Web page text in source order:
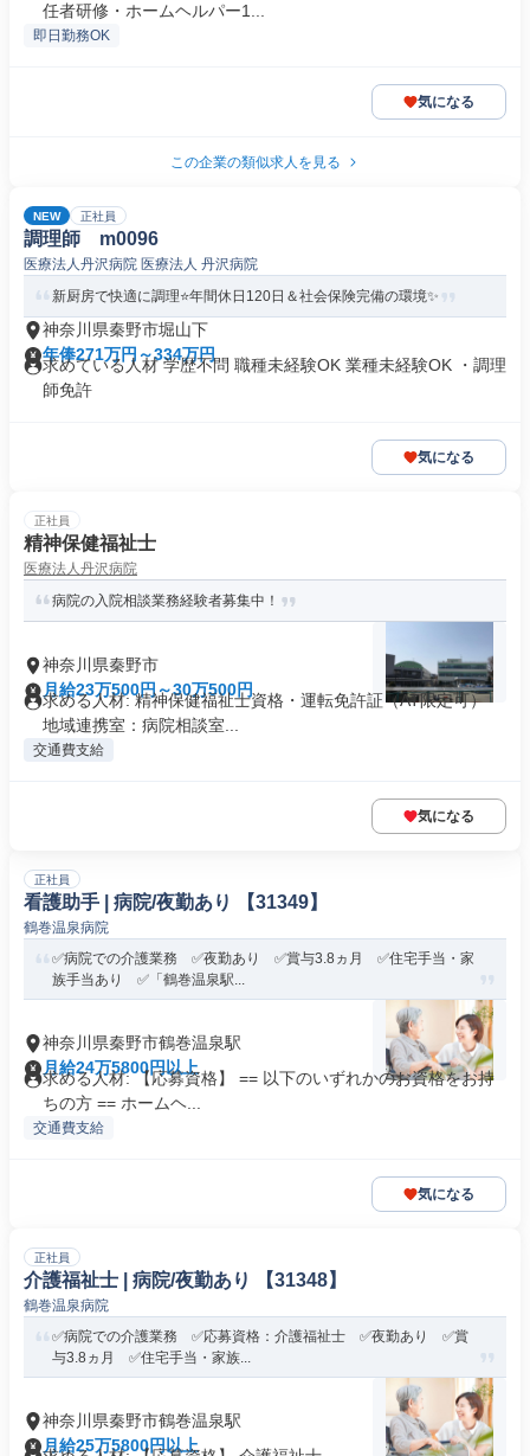
任者研修・ホームヘルパー1...
即日勤務OK
気になる
この企業の類似求人を見る
NEW 正社員
調理師 m0096
医療法人丹沢病院 医療法人 丹沢病院
新厨房で快適に調理⭐️年間休日120日＆社会保険完備の環境✨
神奈川県秦野市堀山下
年俸271万円～334万円
求めている人材 学歴不問 職種未経験OK 業種未経験OK ・調理
師免許
気になる
正社員
精神保健福祉士
医療法人丹沢病院
病院の入院相談業務経験者募集中！
神奈川県秦野市
月給23万500円～30万500円
求める人材: 精神保健福祉士資格・運転免許証（AT限定可）
地域連携室：病院相談室...
交通費支給
気になる
正社員
看護助手 | 病院/夜勤あり 【31349】
鶴巻温泉病院
✅病院での介護業務 ✅夜勤あり ✅賞与3.8ヵ月 ✅住宅手当・家
族手当あり ✅「鶴巻温泉駅...
神奈川県秦野市鶴巻温泉駅
月給24万5800円以上
求める人材: 【応募資格】 == 以下のいずれかのお資格をお持
ちの方 == ホームヘ...
交通費支給
気になる
正社員
介護福祉士 | 病院/夜勤あり 【31348】
鶴巻温泉病院
✅病院での介護業務 ✅応募資格：介護福祉士 ✅夜勤あり ✅賞
与3.8ヵ月 ✅住宅手当・家族...
神奈川県秦野市鶴巻温泉駅
月給25万5800円以上